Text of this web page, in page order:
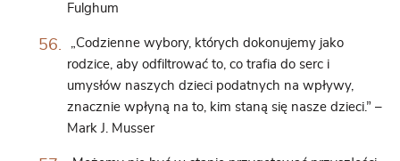
Fulghum
„Codzienne wybory, których dokonujemy jako
rodzice, aby odfiltrować to, co trafia do serc i
umysłów naszych dzieci podatnych na wpływy,
znacznie wpłyną na to, kim staną się nasze dzieci.” –
Mark J. Musser